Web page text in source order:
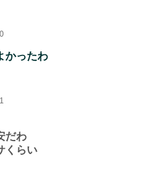
かったわ
だわ
くらい